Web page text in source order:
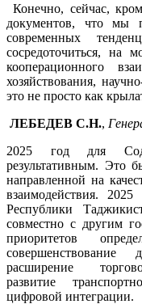
Конечно, сейчас,
документов, что мы
современных
сосредоточиться, на
кооперационного
хозяйствования,
это не просто как
ЛЕБЕДЕВ С.Н.,
2025 год для
результативным. Это
направленной на
взаимодействия.
Республики
совместно с другим
приоритетов
совершенствование
расширение
развитие
цифровой интеграции.